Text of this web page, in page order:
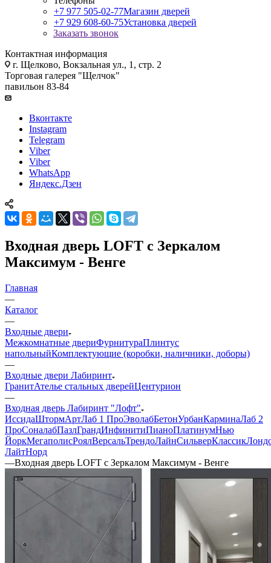
+7 977 505-02-77Магазин дверей
+7 929 608-60-75Установка дверей
Заказать звонок
Контактная информация
г. Щелково, Вокзальная ул., 1, стр. 2
Торговая галерея "Щелчок"
павильон 83-84
Вконтакте
Instagram
Telegram
Viber
Viber
WhatsApp
Яндекс.Дзен
Входная дверь LOFT с Зеркалом
Максимум - Венге
Главная
—
Каталог
—
Входные двери
Межкомнатные двериФурнитураПлинтус
напольныйКомплектующие (коробки, наличники, доборы)
—
Входные двери Лабиринт
ГранитАтелье стальных дверейЦентурион
—
Входная дверь Лабиринт "Лофт"
ИссидаШтормАртЛаб 1 ПроЭволабБетонУрбанКарминаЛаб 2
ПроСоналабПазлГрандИнфинитиПианоПлатинумНью
ЙоркМегаполисРоялВерсальТрендоЛайнСильверКлассик
ЛайтНорд
—Входная дверь LOFT с Зеркалом Максимум - Венге